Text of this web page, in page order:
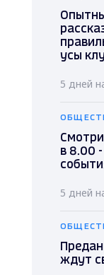
усы
5 дней
в 8.00
5 дней
ждут